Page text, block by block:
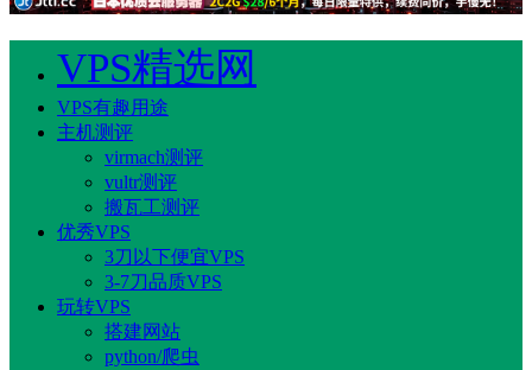
VPS精选网
VPS有趣用途
主机测评
virmach测评
vultr测评
搬瓦工测评
优秀VPS
3刀以下便宜VPS
3-7刀品质VPS
玩转VPS
搭建网站
python/爬虫